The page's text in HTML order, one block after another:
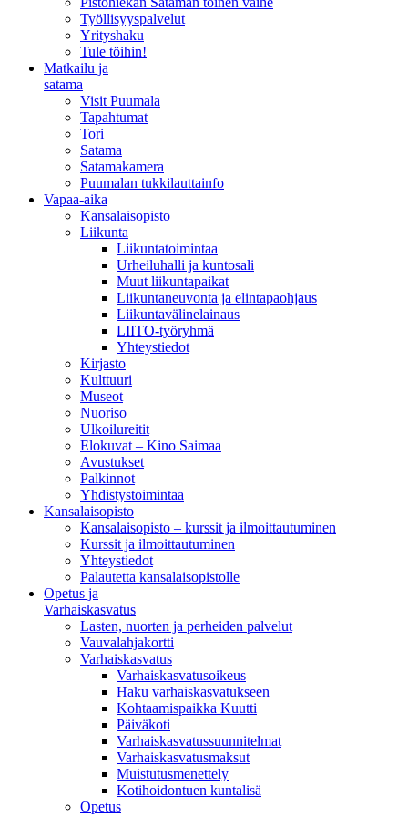
Työllisyyspalvelut
Yrityshaku
Tule töihin!
Matkailu ja
satama
Visit Puumala
Tapahtumat
Tori
Satama
Satamakamera
Puumalan tukkilauttainfo
Vapaa-aika
Kansalaisopisto
Liikunta
Liikuntatoimintaa
Urheiluhalli ja kuntosali
Muut liikuntapaikat
Liikuntaneuvonta ja elintapaohjaus
Liikuntavälinelainaus
LIITO-työryhmä
Yhteystiedot
Kirjasto
Kulttuuri
Museot
Nuoriso
Ulkoilureitit
Elokuvat – Kino Saimaa
Avustukset
Palkinnot
Yhdistystoimintaa
Kansalaisopisto
Kansalaisopisto – kurssit ja ilmoittautuminen
Kurssit ja ilmoittautuminen
Yhteystiedot
Palautetta kansalaisopistolle
Opetus ja
Varhaiskasvatus
Lasten, nuorten ja perheiden palvelut
Vauvalahjakortti
Varhaiskasvatus
Varhaiskasvatusoikeus
Haku varhaiskasvatukseen
Kohtaamispaikka Kuutti
Päiväkoti
Varhaiskasvatussuunnitelmat
Varhaiskasvatusmaksut
Muistutusmenettely
Kotihoidontuen kuntalisä
Opetus